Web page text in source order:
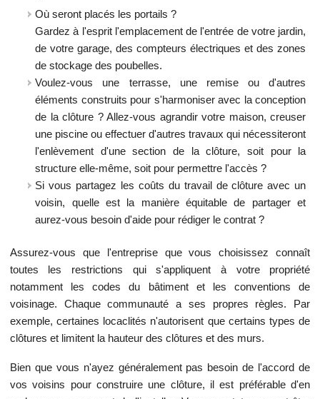
Où seront placés les portails ?
Gardez à l'esprit l'emplacement de l'entrée de votre jardin,
de votre garage, des compteurs électriques et des zones
de stockage des poubelles.
Voulez-vous une terrasse, une remise ou d'autres
éléments construits pour s'harmoniser avec la conception
de la clôture ? Allez-vous agrandir votre maison, creuser
une piscine ou effectuer d'autres travaux qui nécessiteront
l'enlèvement d'une section de la clôture, soit pour la
structure elle-même, soit pour permettre l'accès ?
Si vous partagez les coûts du travail de clôture avec un
voisin, quelle est la manière équitable de partager et
aurez-vous besoin d'aide pour rédiger le contrat ?
Assurez-vous que l'entreprise que vous choisissez connaît
toutes les restrictions qui s'appliquent à votre propriété
notamment les codes du bâtiment et les conventions de
voisinage. Chaque communauté a ses propres règles. Par
exemple, certaines locaclités n'autorisent que certains types de
clôtures et limitent la hauteur des clôtures et des murs.
Bien que vous n'ayez généralement pas besoin de l'accord de
vos voisins pour construire une clôture, il est préférable d'en